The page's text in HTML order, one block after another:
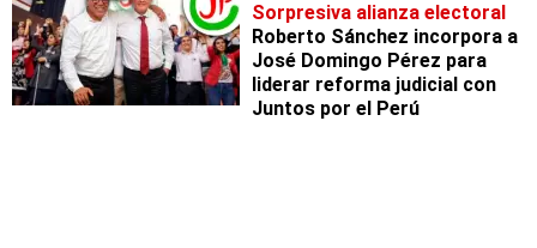
Sorpresiva alianza electoral
Roberto Sánchez incorpora a
José Domingo Pérez para
liderar reforma judicial con
Juntos por el Perú